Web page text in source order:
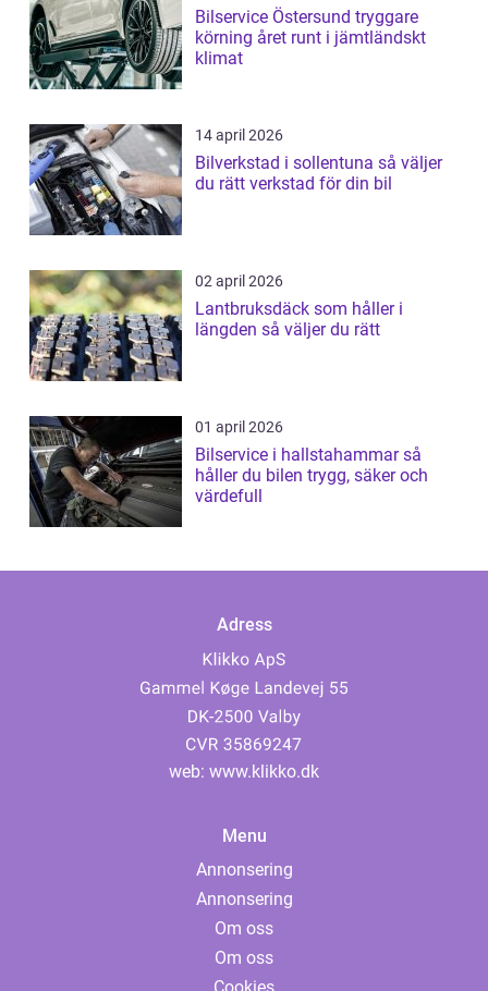
Bilservice Östersund tryggare
körning året runt i jämtländskt
klimat
14 april 2026
Bilverkstad i sollentuna så väljer
du rätt verkstad för din bil
02 april 2026
Lantbruksdäck som håller i
längden så väljer du rätt
01 april 2026
Bilservice i hallstahammar så
håller du bilen trygg, säker och
värdefull
Adress
web: www.klikko.dk
Menu
Annonsering
Annonsering
Om oss
Om oss